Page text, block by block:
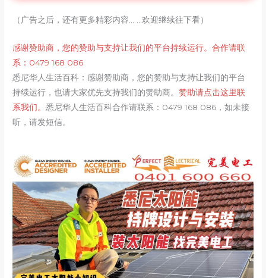
（广告之后，还有更多精彩内容... ...欢迎继续往下看）
感谢赞助商，您的赞助与支持让我们的平台持续运行。合作请联
系：0479 168 086
悉尼华人生活百科：感谢赞助商，您的赞助与支持让我们的平台
持续运行，也请大家优先支持我们的赞助商。赞助请点击这里联
系我们。悉尼华人生活百科合作请联系：0479 168 086，如未接
听，请发短信。